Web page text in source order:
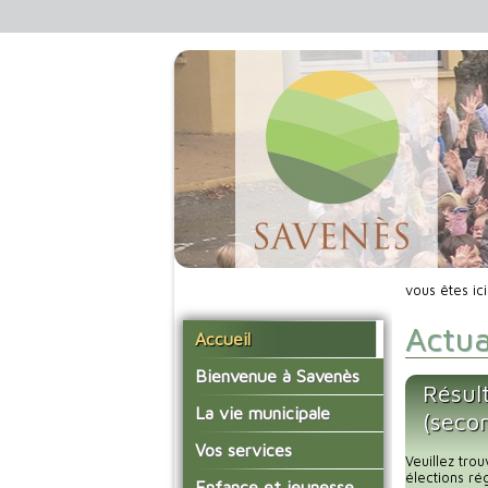
Accueil
Bienvenue à Savenès
Situer Savenès
Savenès en chiffre
L'histoire du village
La vie municipale
Vos élus
Les compte-rendus du
Vos services
La mairie
vous êtes
Veuillez
élections